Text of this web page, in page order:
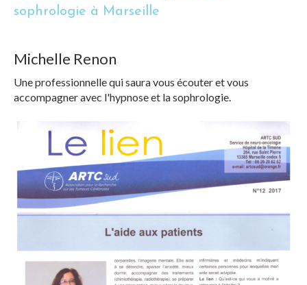
sophrologie à Marseille
Michelle Renon
Une professionnelle qui saura vous écouter et vous
accompagner avec l'hypnose et la sophrologie.